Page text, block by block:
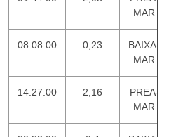
MAR
08:08:00 0,23
BAIXA-
MAR
14:27:00 2,16
PREA-
MAR